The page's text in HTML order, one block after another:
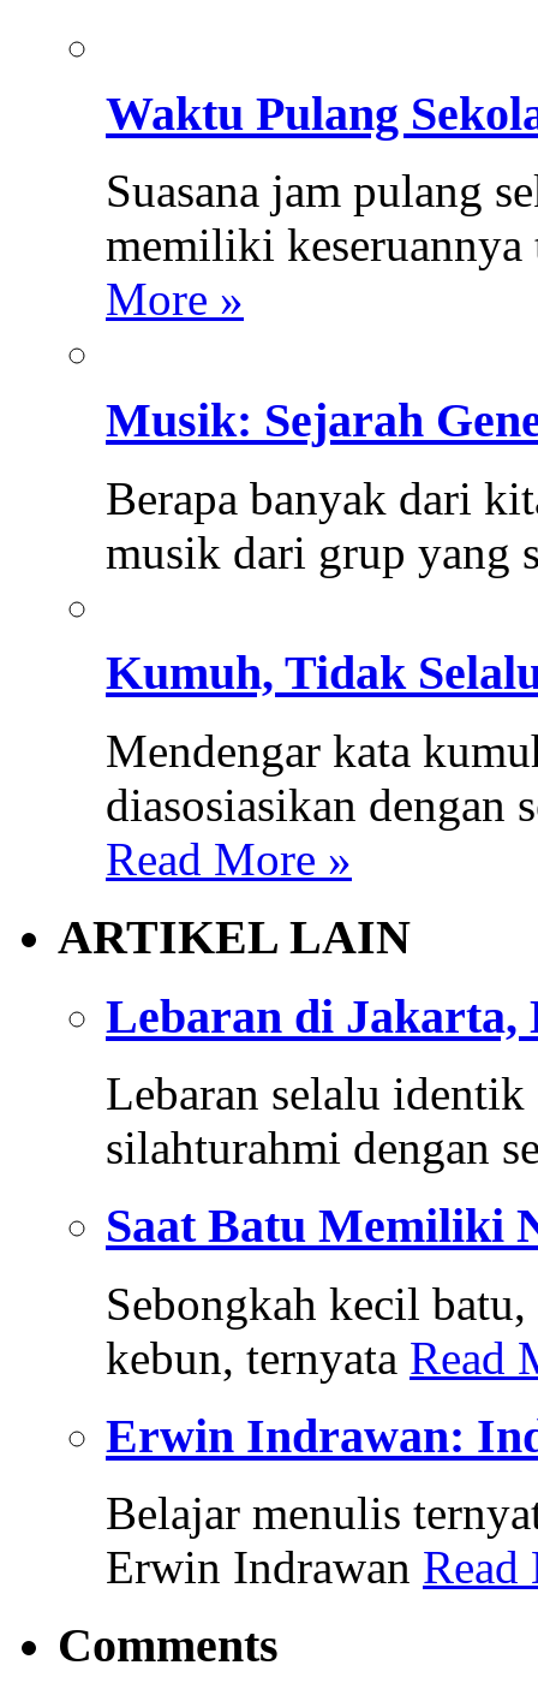
Waktu Pulang
Suasana jam pulang
memiliki
More »
Musik: Sejarah
Berapa banyak dari
musik dari grup yang
Kumuh, Tidak
Mendengar kata
diasosiasikan dengan
Read More »
ARTIKEL LAIN
Lebaran di Jakarta,
Lebaran selalu
silahturahmi dengan
Saat Batu Memiliki
Sebongkah kecil
kebun, ternyata Read
Erwin Indrawan:
Belajar menulis
Erwin Indrawan Read
Comments